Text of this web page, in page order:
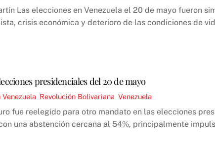
Las elecciones en Venezuela el 20 de mayo fueron
crisis económica y deterioro de las condiciones de
presidenciales del 20 de mayo
Revolución Bolivariana Venezuela
fue reelegido para otro mandato en las elecciones
una abstención cercana al 54%, principalmente